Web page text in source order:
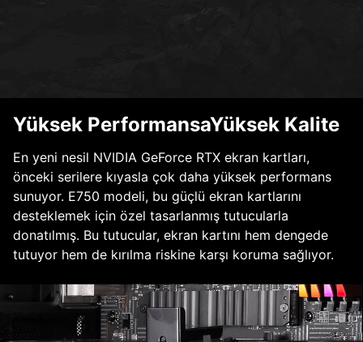
Yüksek PerformansaYüksek Kalite
En yeni nesil NVIDIA GeForce RTX ekran kartları,
önceki serilere kıyasla çok daha yüksek performans
sunuyor. E750 modeli, bu güçlü ekran kartlarını
desteklemek için özel tasarlanmış tutucularla
donatılmış. Bu tutucular, ekran kartını hem dengede
tutuyor hem de kırılma riskine karşı koruma sağlıyor.